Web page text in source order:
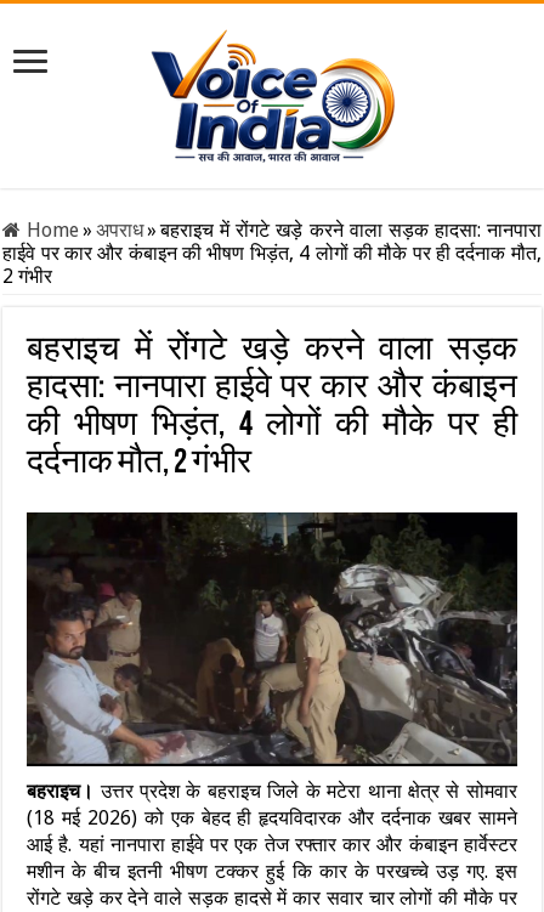
Home» अपराध» बहराइच में रोंगटे खड़े करने वाला सड़क हादसा: नानपारा
हाईवे पर कार और कंबाइन की भीषण भिड़ंत, 4 लोगों की मौके पर ही दर्दनाक मौत,
2 गंभीर
बहराइच में रोंगटे खड़े करने वाला सड़क
हादसा: नानपारा हाईवे पर कार और कंबाइन
की भीषण भिड़ंत, 4 लोगों की मौके पर ही
दर्दनाक मौत, 2 गंभीर
बहराइच। उत्तर प्रदेश के बहराइच जिले के मटेरा थाना क्षेत्र से सोमवार
(18 मई 2026) को एक बेहद ही हृदयविदारक और दर्दनाक खबर सामने
आई है. यहां नानपारा हाईवे पर एक तेज रफ्तार कार और कंबाइन हार्वेस्टर
मशीन के बीच इतनी भीषण टक्कर हुई कि कार के परखच्चे उड़ गए. इस
रोंगटे खड़े कर देने वाले सड़क हादसे में कार सवार चार लोगों की मौके पर